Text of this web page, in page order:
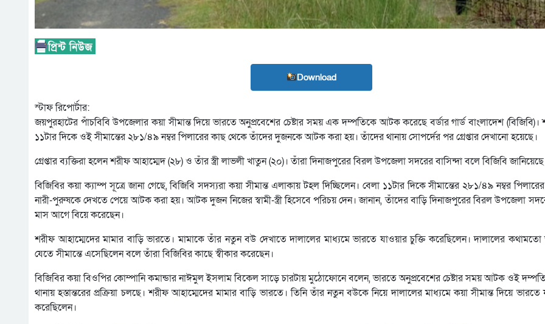
Download
স্টাফ রিপোর্টার:
জয়পুরহাটের পাঁচবিবি উপজেলার কয়া সীমান্ত দিয়ে ভারতে অনুপ্রবেশের চেষ্টার সময় এক দম্পতিকে আটক করেছে বর্ডার গার্ড বাংলাদেশ (বিজিবি)।
১১টার দিকে ওই সীমান্তের ২৮১/৪৯ নম্বর পিলারের কাছ থেকে তাঁদের দুজনকে আটক করা হয়। তাঁদের থানায় সোপর্দের পর গ্রেপ্তার দেখানো হয়েছে।
গ্রেপ্তার ব্যক্তিরা হলেন শরীফ আহাম্মেদ (২৮) ও তাঁর স্ত্রী লাভলী খাতুন (২০)। তাঁরা দিনাজপুরের বিরল উপজেলা সদরের বাসিন্দা বলে বিজিবি
বিজিবির কয়া ক্যাম্প সূত্রে জানা গেছে, বিজিবি সদস্যরা কয়া সীমান্ত এলাকায় টহল দিচ্ছিলেন। বেলা ১১টার দিকে সীমান্তের ২৮১/৪৯ নম্বর
নারী-পুরুষকে দেখতে পেয়ে আটক করা হয়। আটক দুজন নিজের স্বামী-স্ত্রী হিসেবে পরিচয় দেন। জানান, তাঁদের বাড়ি দিনাজপুরের বিরল উপজেলা
মাস আগে বিয়ে করেছেন।
শরীফ আহাম্মেদের মামার বাড়ি ভারতে। মামাকে তাঁর নতুন বউ দেখাতে দালালের মাধ্যমে ভারতে যাওয়ার চুক্তি করেছিলেন। দালালের কথামতো
যেতে সীমান্তে এসেছিলেন বলে তাঁরা বিজিবির কাছে স্বীকার করেছেন।
বিজিবির কয়া বিওপির কোম্পানি কমান্ডার নাঈমুল ইসলাম বিকেল সাড়ে চারটায় মুঠোফোনে বলেন, ভারতে অনুপ্রবেশের চেষ্টার সময় আটক ওই
থানায় হস্তান্তরের প্রক্রিয়া চলছে। শরীফ আহাম্মেদের মামার বাড়ি ভারতে। তিনি তাঁর নতুন বউকে নিয়ে দালালের মাধ্যমে কয়া সীমান্ত দিয়ে ভারতে
করেছিলেন।